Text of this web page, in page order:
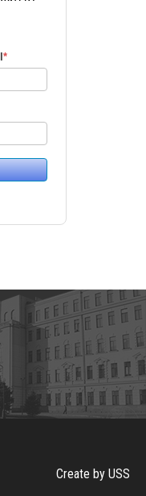
*
Create by USS